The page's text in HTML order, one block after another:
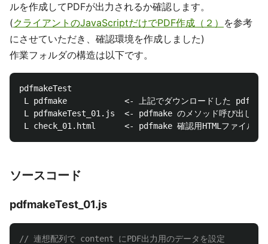
ルを作成してPDFが出力されるか確認します。
(クライアントのJavaScriptだけでPDF作成（２） を参考
にさせていただき、確認環境を作成しました)
作業フォルダの構造は以下です。
pdfmakeTest
L pdfmake            <- 上記でダウンロードした pdfmake
L pdfmakeTest_01.js  <- pdfmake のメソッド呼び出し用
ソースコード
pdfmakeTest_01.js
// 連想配列で content にPDF出力用のデータを設定